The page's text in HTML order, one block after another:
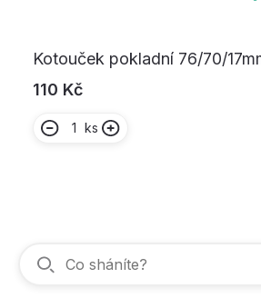
Kotouček pokladní 76/70/
110 Kč
ks